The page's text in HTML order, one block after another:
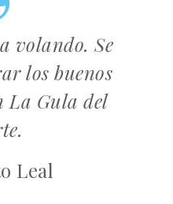
volando. Se
los buenos
La Gula del
Leal